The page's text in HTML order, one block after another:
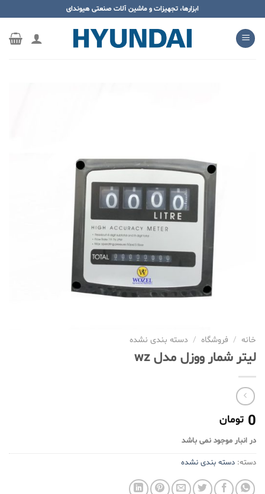
محتوا
بروید
ابزارها، تجهیزات و ماشین آلات صنعتی هیوندای
خانه / فروشگاه / دسته بندی نشده
لیتر شمار ووزل مدل wz
0 تومان
در انبار موجود نمی باشد
دسته: دسته بندی نشده